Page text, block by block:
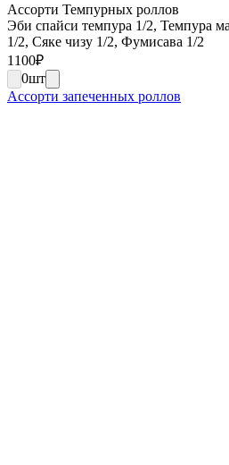
Ассорти Темпурных роллов
Эби спайси темпура 1/2, Темпура
1/2, Сяке чизу 1/2, Фумисава 1/2
1100₽
0шт
Ассорти запеченных роллов